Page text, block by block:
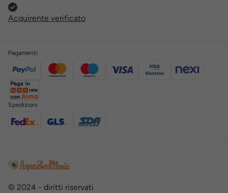
Acquirente verificato
Pagamenti
Spedizioni
© 2024 - diritti riservati